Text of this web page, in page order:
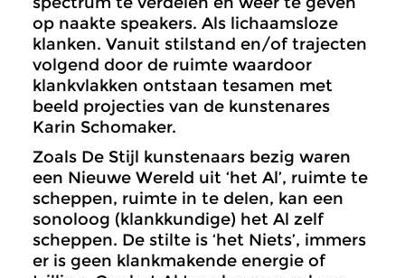
op naakte speakers. Als lichaamsloze
klanken. Vanuit stilstand en/of trajecten
volgend door de ruimte waardoor
klankvlakken ontstaan tesamen met
beeld projecties van de kunstenares
Karin Schomaker.
Zoals De Stijl kunstenaars bezig waren
een Nieuwe Wereld uit ‘het Al’, ruimte te
scheppen, ruimte in te delen, kan een
sonoloog (klankkundige) het Al zelf
scheppen. De stilte is ‘het Niets’, immers
er is geen klankmakende energie of